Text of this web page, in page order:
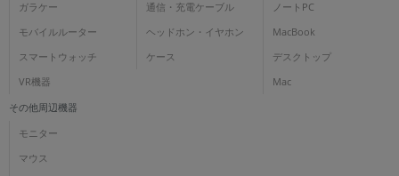
ガラケー
モバイルルーター
スマートウォッチ
VR機器
通信・充電ケーブル
ヘッドホン・イヤホン
ケース
ノートPC
MacBook
デスクトップ
Mac
その他周辺機器
モニター
マウス